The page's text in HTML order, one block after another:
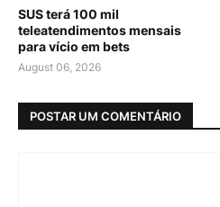
SUS terá 100 mil
teleatendimentos mensais
para vício em bets
August 06, 2026
POSTAR UM COMENTÁRIO